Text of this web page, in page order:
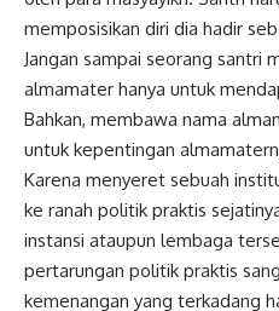
memposisikan diri dia hadir
Jangan sampai seorang santri
almamater hanya untuk
Bahkan, membawa nama
untuk kepentingan
Karena menyeret sebuah
ke ranah politik praktis
instansi ataupun lembaga
pertarungan politik praktis
kemenangan yang terkadang